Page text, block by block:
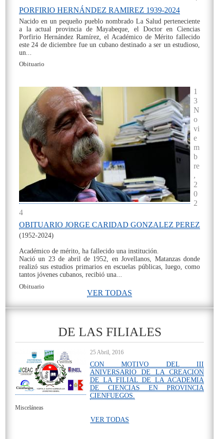
PORFIRIO HERNÁNDEZ RAMIREZ 1939-2024
Nacido en un pequeño pueblo nombrado La Salud perteneciente
a la actual provincia de Mayabeque, el Doctor en Ciencias
Porfirio Hernández Ramírez, el Académico de Mérito fallecido
este 24 de diciembre fue un cubano destinado a ser un estudioso,
un...
Obituario
1
3
N
o
vi
e
m
b
re
,
2
0
2
4
OBITUARIO JORGE CARIDAD GONZALEZ PEREZ
(1952-2024)
Académico de mérito, ha fallecido una institución.
Nació un 23 de abril de 1952, en Jovellanos, Matanzas donde
realizó sus estudios primarios en escuelas públicas, luego, como
tantos jóvenes cubanos, recibió una...
Obituario
VER TODAS
DE LAS FILIALES
25 Abril, 2016
CON MOTIVO DEL III
ANIVERSARIO DE LA CREACION
DE LA FILIAL DE LA ACADEMIA
DE CIENCIAS EN PROVINCIA
CIENFUEGOS.
Misceláneas
VER TODAS